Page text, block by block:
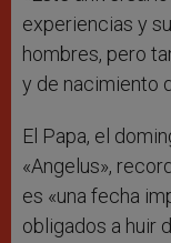
experiencias y
hombres, pero
y de nacimiento
El Papa, el
«Angelus»,
es «una fecha
obligados a huir